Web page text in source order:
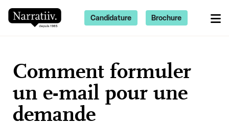
Comment formuler
un e-mail pour une
demande
Candidature Brochure